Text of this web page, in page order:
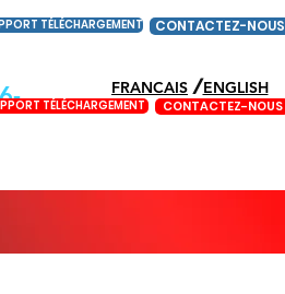
TÉLÉCHARGEMENT CONTACTEZ-NOUS
FRANCAIS ENGLISH
/
TÉLÉCHARGEMENT CONTACTEZ-NOUS